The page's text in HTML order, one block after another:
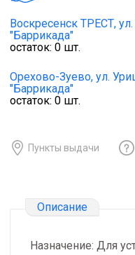
Воскресенск ТРЕСТ,
"Баррикада"
остаток: 0 шт.
Орехово-Зуево, ул.
"Баррикада"
остаток: 0 шт.
Пункты выдачи
Описание
Назначение: Для